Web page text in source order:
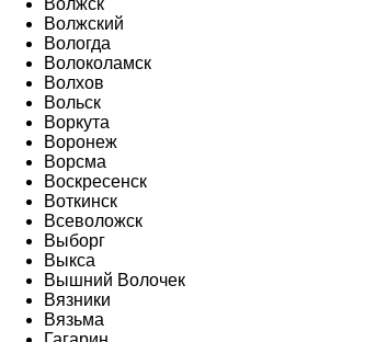
Волжск
Волжский
Вологда
Волоколамск
Волхов
Вольск
Воркута
Воронеж
Ворсма
Воскресенск
Воткинск
Всеволожск
Выборг
Выкса
Вышний Волочек
Вязники
Вязьма